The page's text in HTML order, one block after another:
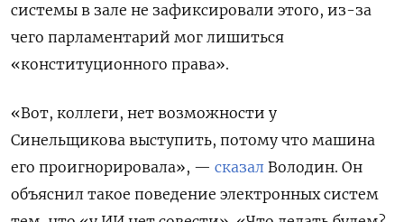
системы в зале не зафиксировали этого, из-за
чего парламентарий мог лишиться
«конституционного права».
«Вот, коллеги, нет возможности у
Синельщикова выступить, потому что машина
его проигнорировала», — сказал Володин. Он
объяснил такое поведение электронных систем